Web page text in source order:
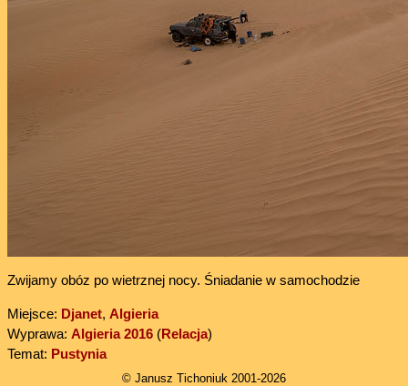
Zwijamy obóz po wietrznej nocy. Śniadanie w samochodzie
Miejsce: Djanet, Algieria
Wyprawa: Algieria 2016(Relacja)
Temat: Pustynia
© Janusz Tichoniuk 2001-2026